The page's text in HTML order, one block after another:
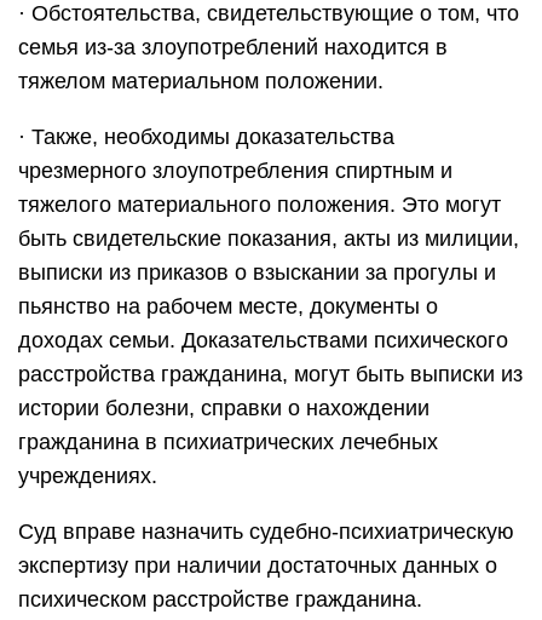
· Обстоятельства, свидетельствующие о том, что
семья из-за злоупотреблений находится в
тяжелом материальном положении.
· Также, необходимы доказательства
чрезмерного злоупотребления спиртным и
тяжелого материального положения. Это могут
быть свидетельские показания, акты из милиции,
выписки из приказов о взыскании за прогулы и
пьянство на рабочем месте, документы о
доходах семьи. Доказательствами психического
расстройства гражданина, могут быть выписки из
истории болезни, справки о нахождении
гражданина в психиатрических лечебных
учреждениях.
Суд вправе назначить судебно-психиатрическую
экспертизу при наличии достаточных данных о
психическом расстройстве гражданина.